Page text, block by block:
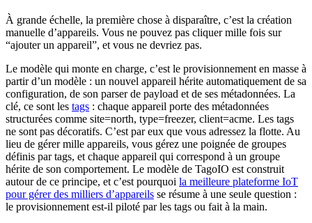
À grande échelle, la première chose à disparaître, c’est la création
manuelle d’appareils. Vous ne pouvez pas cliquer mille fois sur
“ajouter un appareil”, et vous ne devriez pas.
Le modèle qui monte en charge, c’est le provisionnement en masse à
partir d’un modèle : un nouvel appareil hérite automatiquement de sa
configuration, de son parser de payload et de ses métadonnées. La
clé, ce sont les tags : chaque appareil porte des métadonnées
structurées comme site=north, type=freezer, client=acme. Les tags
ne sont pas décoratifs. C’est par eux que vous adressez la flotte. Au
lieu de gérer mille appareils, vous gérez une poignée de groupes
définis par tags, et chaque appareil qui correspond à un groupe
hérite de son comportement. Le modèle de TagoIO est construit
autour de ce principe, et c’est pourquoi la meilleure plateforme IoT
pour gérer des milliers d’appareils se résume à une seule question :
le provisionnement est-il piloté par les tags ou fait à la main.